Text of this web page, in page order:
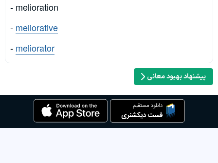
- melioration
- meliorative
- meliorator
پیشنهاد بهبود معانی